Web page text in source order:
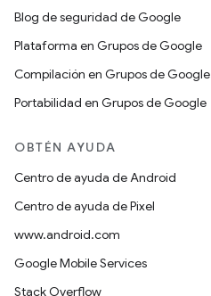
Blog de seguridad de Google
Plataforma en Grupos de Google
Compilación en Grupos de Google
Portabilidad en Grupos de Google
OBTÉN AYUDA
Centro de ayuda de Android
Centro de ayuda de Pixel
www.android.com
Google Mobile Services
Stack Overflow